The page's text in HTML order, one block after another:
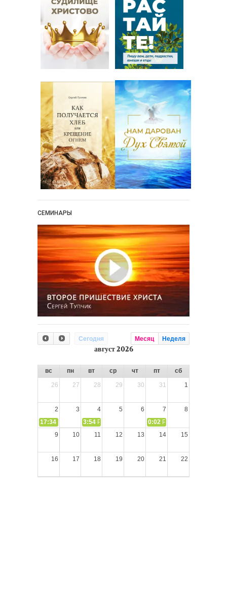
СЕМИНАРЫ
Сегодня Месяц Неделя
август 2026
вс пн вт ср чт пт
сб
26
27 28 29 30 31 1
2 3 4 5 6 7
8
17:34
СЛОВО из СЛОВА – «Ищите Господа, призывайте Его»
3:54 РАЗМЫШЛЕНИЕ: Дух Святой не угашайте!
0:02 РАЗМЫШЛЕНИЯ: Дух
9
10 11 12 13 14 15
16 17 18 19 20 21 22